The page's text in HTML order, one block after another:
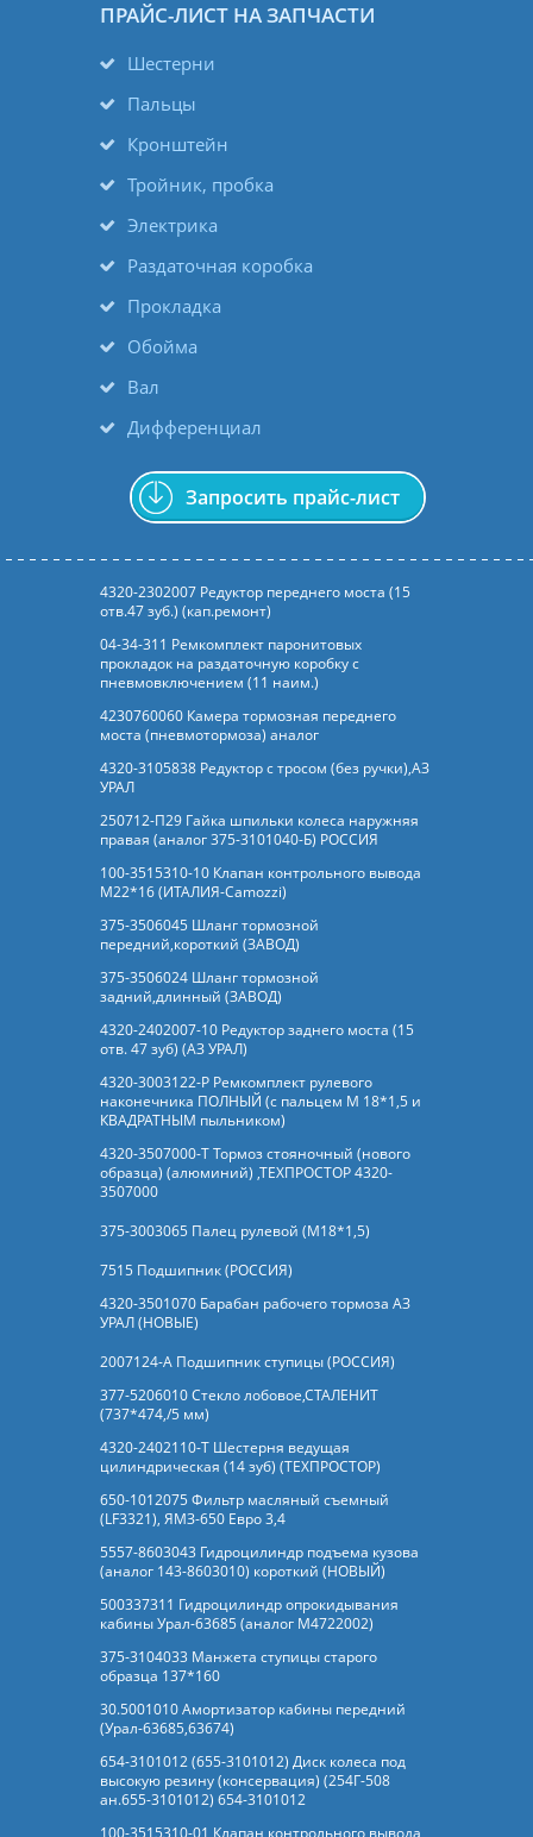
ПРАЙС-ЛИСТ НА ЗАПЧАСТИ
Шестерни
Пальцы
Кронштейн
Тройник, пробка
Электрика
Раздаточная коробка
Прокладка
Обойма
Вал
Дифференциал
Запросить прайс-лист
4320-2302007 Редуктор переднего моста (15
отв.47 зуб.) (кап.ремонт)
04-34-311 Ремкомплект паронитовых
прокладок на раздаточную коробку с
пневмовключением (11 наим.)
4230760060 Камера тормозная переднего
моста (пневмотормоза) аналог
4320-3105838 Редуктор с тросом (без ручки),АЗ
УРАЛ
250712-П29 Гайка шпильки колеса наружняя
правая (аналог 375-3101040-Б) РОССИЯ
100-3515310-10 Клапан контрольного вывода
М22*16 (ИТАЛИЯ-Camozzi)
375-3506045 Шланг тормозной
передний,короткий (ЗАВОД)
375-3506024 Шланг тормозной
задний,длинный (ЗАВОД)
4320-2402007-10 Редуктор заднего моста (15
отв. 47 зуб) (АЗ УРАЛ)
4320-3003122-Р Ремкомплект рулевого
наконечника ПОЛНЫЙ (с пальцем М 18*1,5 и
КВАДРАТНЫМ пыльником)
4320-3507000-Т Тормоз стояночный (нового
образца) (алюминий) ,ТЕХПРОСТОР 4320-
3507000
375-3003065 Палец рулевой (М18*1,5)
7515 Подшипник (РОССИЯ)
4320-3501070 Барабан рабочего тормоза АЗ
УРАЛ (НОВЫЕ)
2007124-А Подшипник ступицы (РОССИЯ)
377-5206010 Стекло лобовое,СТАЛЕНИТ
(737*474,/5 мм)
4320-2402110-Т Шестерня ведущая
цилиндрическая (14 зуб) (ТЕХПРОСТОР)
650-1012075 Фильтр масляный съемный
(LF3321), ЯМЗ-650 Евро 3,4
5557-8603043 Гидроцилиндр подъема кузова
(аналог 143-8603010) короткий (НОВЫЙ)
500337311 Гидроцилиндр опрокидывания
кабины Урал-63685 (аналог M4722002)
375-3104033 Манжета ступицы старого
образца 137*160
30.5001010 Амортизатор кабины передний
(Урал-63685,63674)
654-3101012 (655-3101012) Диск колеса под
высокую резину (консервация) (254Г-508
ан.655-3101012) 654-3101012
100-3515310-01 Клапан контрольного вывода